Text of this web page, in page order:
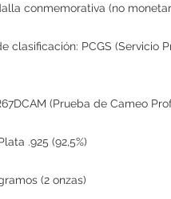
conmemorativa (no
clasificación: PCGS (Servicio
(Prueba de Cameo
.925 (92,5%)
(2 onzas)